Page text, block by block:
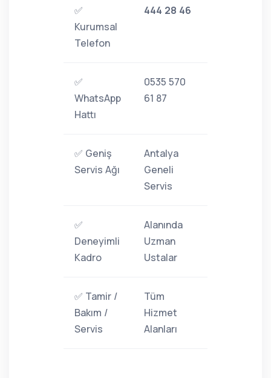
✅
Kurumsal
Telefon
444 28 46
✅
WhatsApp
Hattı
0535 570
61 87
✅ Geniş
Servis Ağı
Antalya
Geneli
Servis
✅
Deneyimli
Kadro
Alanında
Uzman
Ustalar
✅ Tamir /
Bakım /
Servis
Tüm
Hizmet
Alanları